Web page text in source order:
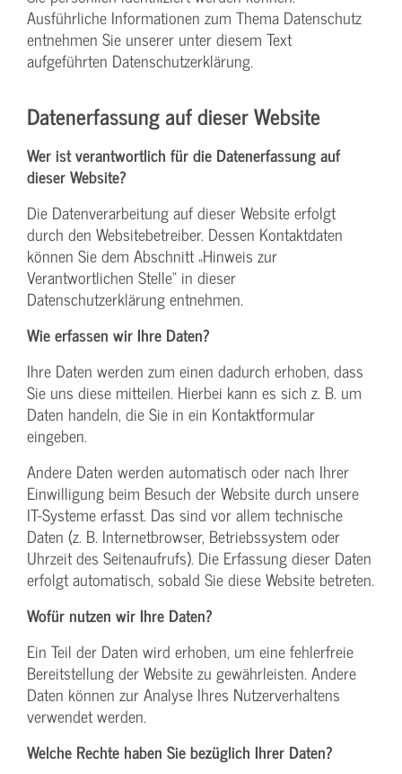
Ausführliche Informationen zum Thema Datenschutz
entnehmen Sie unserer unter diesem Text
aufgeführten Datenschutzerklärung.
Datenerfassung auf dieser Website
Wer ist verantwortlich für die Datenerfassung auf
dieser Website?
Die Datenverarbeitung auf dieser Website erfolgt
durch den Websitebetreiber. Dessen Kontaktdaten
können Sie dem Abschnitt „Hinweis zur
Verantwortlichen Stelle“ in dieser
Datenschutzerklärung entnehmen.
Wie erfassen wir Ihre Daten?
Ihre Daten werden zum einen dadurch erhoben, dass
Sie uns diese mitteilen. Hierbei kann es sich z. B. um
Daten handeln, die Sie in ein Kontaktformular
eingeben.
Andere Daten werden automatisch oder nach Ihrer
Einwilligung beim Besuch der Website durch unsere
IT-Systeme erfasst. Das sind vor allem technische
Daten (z. B. Internetbrowser, Betriebssystem oder
Uhrzeit des Seitenaufrufs). Die Erfassung dieser Daten
erfolgt automatisch, sobald Sie diese Website betreten.
Wofür nutzen wir Ihre Daten?
Ein Teil der Daten wird erhoben, um eine fehlerfreie
Bereitstellung der Website zu gewährleisten. Andere
Daten können zur Analyse Ihres Nutzerverhaltens
verwendet werden.
Welche Rechte haben Sie bezüglich Ihrer Daten?